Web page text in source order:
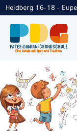
Heidberg 16-18 -